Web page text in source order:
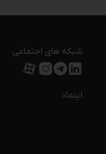
شبکه های اجتماعی
اینماد